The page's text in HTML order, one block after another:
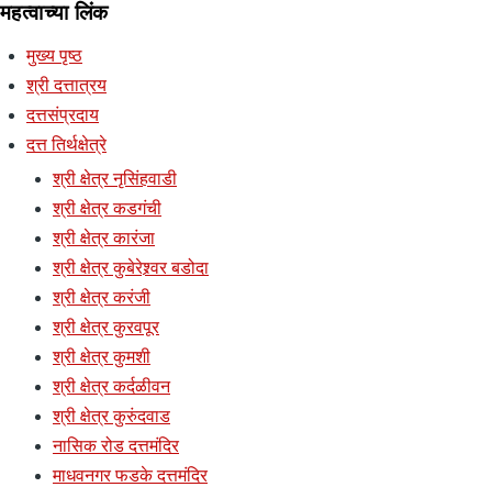
महत्वाच्या लिंक
मुख्य पृष्ठ
श्री दत्तात्रय
दत्तसंप्रदाय
दत्त तिर्थक्षेत्रे
श्री क्षेत्र नृसिंहवाडी
श्री क्षेत्र कडगंची
श्री क्षेत्र कारंजा
श्री क्षेत्र कुबेरेश्र्वर बडोदा
श्री क्षेत्र करंजी
श्री क्षेत्र कुरवपूर
श्री क्षेत्र कुमशी
श्री क्षेत्र कर्दळीवन
श्री क्षेत्र कुरुंदवाड
नासिक रोड दत्तमंदिर
माधवनगर फडके दत्तमंदिर